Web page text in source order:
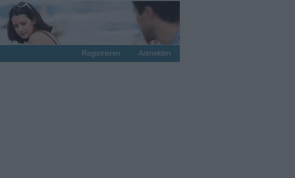
Anmelden
Registrieren